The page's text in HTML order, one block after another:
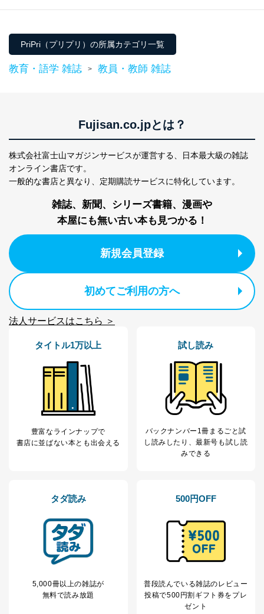
護管理者の責任のもと、個人情報を取得・アクセス・利
用・提供・管理いたします。
東京都渋谷区南平台町16-11
２．利用目的
当社が取り扱う開示対象個人情報の利用目的は次のとお
りです。
ービス等をご利用
購入商品の配送のため
商品代金回収のため
ｅメール等による商品、サービ
ス、キャンペーン等の広告の案内
のため
個人が特定できない形で取得した
応じた新商品・サービスに関する
2 いただいた方の個
処、オペレーター教育など応対品
当社カスタマーQ＆
Aサービス利用者
カスタマーQ＆Aサイトの投稿内容
ｅメール等によるカスタマーQ＆A
サイトのサービス内容のご案内の
ｅメール等による商品、サービ
ス、キャンペーン等の広告に関す
るご案内のため
4
採用応募者の方の
個人情報
採用選考、ご連絡のため
企業）からの委託
定期購読サービス
等をご利用の方の
個人情報
提携企業及びお客様がご購入され
ル等による商品、
サービス、キャンペーン等の広告
に関するご案内のため
SNS公式アカウン
トに登録された方
当社のサービス利用状況の把握お
よびその分析のため
処、オペレーター教育など応対品
質向上のため
その他当社のプライバシーポリシ
PriPri（プリプリ）の所属カテゴリ一覧
教育・語学 雑誌 > 教員・教師 雑誌
Fujisan.co.jpとは？
株式会社富士山マガジンサービスが運営する、
日本最大級の雑誌
オンライン書店です。
一般的な書店と異なり、 定期購読サービスに特化しています。
雑誌、新聞、シリーズ書籍、漫画や
本屋にも無い古い本も見つかる！
新規会員登録
初めてご利用の方へ
法人サービスはこちら ＞
タイトル1万以上
豊富なラインナップで
書店に並ばない本とも出会える
試し読み
バックナンバー1冊まるごと試
し読み したり、最新号も試し読
みできる
タダ読み
5,000冊以上の雑誌が
無料で読み放題
500円OFF
普段読んでいる雑誌のレビュー
投稿で500円割ギフト券をプレ
ゼント